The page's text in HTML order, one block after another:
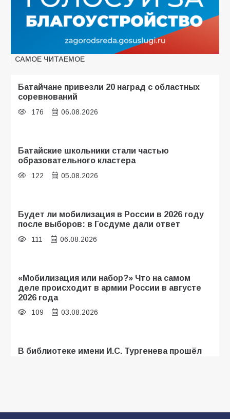
САМОЕ ЧИТАЕМОЕ
Батайчане привезли 20 наград с областных
соревнований
176 06.08.2026
Батайские школьники стали частью
образовательного кластера
122 05.08.2026
Будет ли мобилизация в России в 2026 году
после выборов: в Госдуме дали ответ
111 06.08.2026
«Мобилизация или набор?» Что на самом
деле происходит в армии России в августе
2026 года
109 03.08.2026
В библиотеке имени И.С. Тургенева прошёл